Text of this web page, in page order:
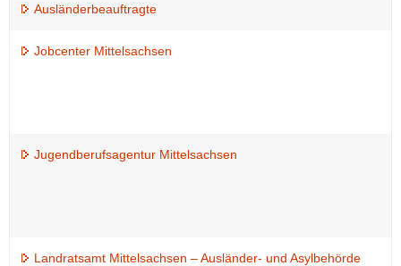
Ausländerbeauftragte
Jobcenter Mittelsachsen
Jugendberufsagentur Mittelsachsen
Landratsamt Mittelsachsen – Ausländer- und Asylbehörde